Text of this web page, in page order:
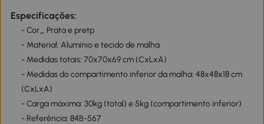
Especificações:
- Cor_ Prata e pretp
- Material: Alumínio e tecido de malha
- Medidas totais: 70x70x69 cm (CxLxA)
- Medidas do compartimento inferior da malha: 48x48x18 cm
(CxLxA)
- Carga máxima: 30kg (total) e 5kg (compartimento inferior)
- Referência: 84B-567